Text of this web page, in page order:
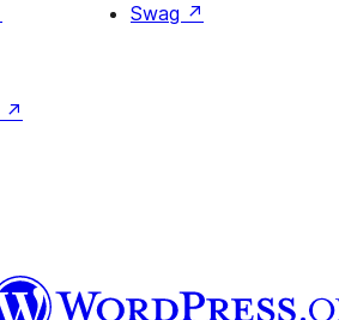
Swag ↗
↗